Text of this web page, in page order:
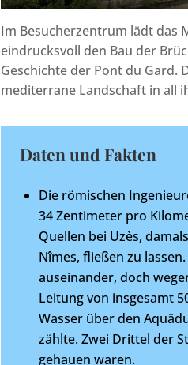
Im Besucherzentrum lädt das
eindrucksvoll den Bau der
Geschichte der Pont du Gard.
mediterrane Landschaft in all
Daten und Fakten
Die römischen
34 Zentimeter pro
Quellen bei Uzès,
Nîmes, fließen zu
auseinander, doch
Leitung von insgesamt
Wasser über den
zählte. Zwei Drittel der
gehauen waren.